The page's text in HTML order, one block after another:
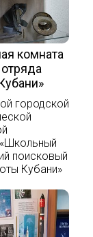
комната
городской
поисковый
Кубани»